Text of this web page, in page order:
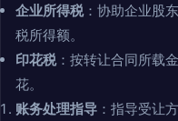
企业所得税：协助企业股
税所得额。
印花税：按转让合同所载
花。
账务处理指导 ：指导受让